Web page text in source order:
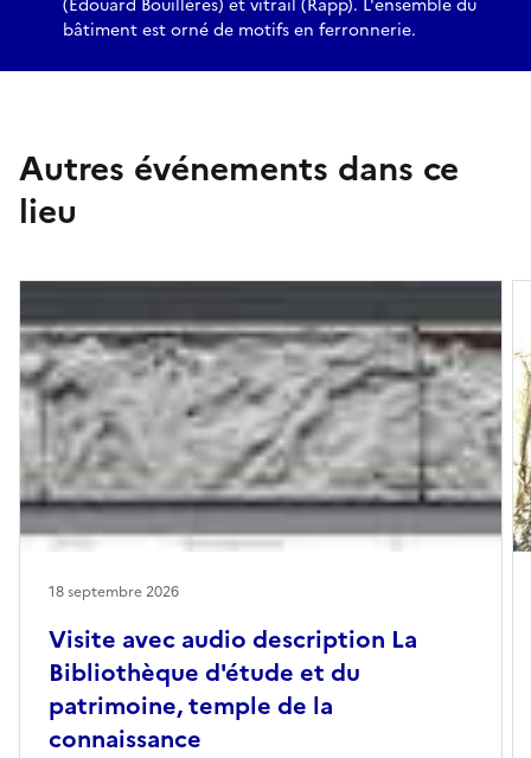
bâtiment est orné de motifs en ferronnerie.
Autres événements dans ce
lieu
Visite avec audio description La
Bibliothèque d'étude et du
patrimoine, temple de la
connaissance
18 septembre 2026